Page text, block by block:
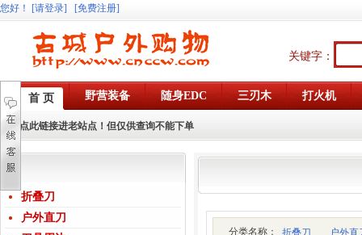
您好 ！ [请登录] [免费注册]
关键字：
首 页 野营装备 随身EDC 三刃木 打火机
点此链接进老站点！但仅供查询不能下单
折叠刀
户外直刀
分类名称： 折叠刀 户外直